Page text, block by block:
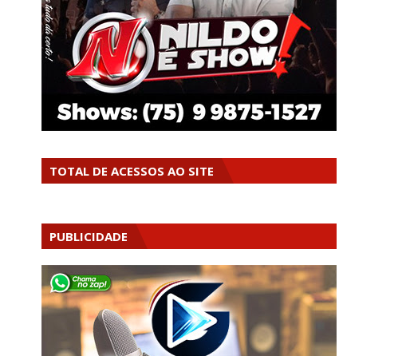
TOTAL DE ACESSOS AO SITE
PUBLICIDADE